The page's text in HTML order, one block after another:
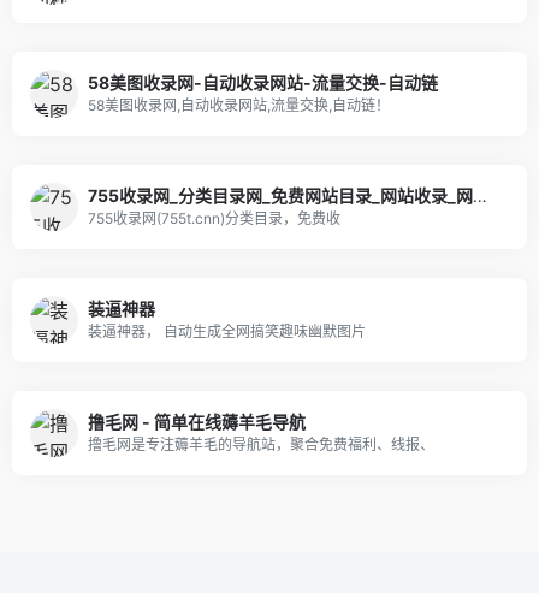
58美图收录网-自动收录网站-流量交换-自动链
58美图收录网,自动收录网站,流量交换,自动链！
755收录网_分类目录网_免费网站目录_网站收录_网址提交_免费收录网站
755收录网(755t.cnn)分类目录，免费收
装逼神器
装逼神器， 自动生成全网搞笑趣味幽默图片
撸毛网 - 简单在线薅羊毛导航
撸毛网是专注薅羊毛的导航站，聚合免费福利、线报、